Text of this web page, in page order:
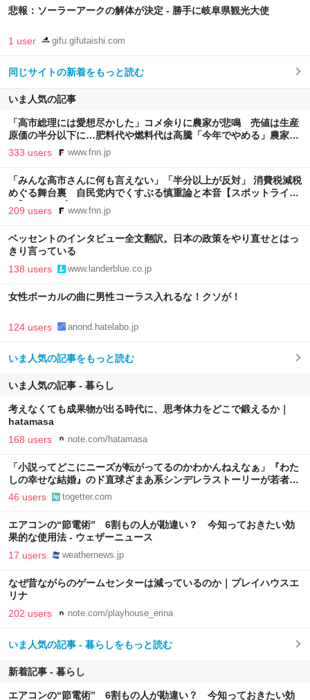
悲報：ソーラーアークの解体が決定 - 勝手に岐阜県観光大使
1 user gifu.gifutaishi.com
同じサイトの新着をもっと読む
いま人気の記事
「高市総理には愛想尽かした」コメ余りに農家が悲鳴 売値は生産
原価の半分以下に…肥料代や燃料代は高騰「今年でやめる」農家も
｜FNNプライムオンライン
333 users www.fnn.jp
「みんな高市さんに何も言えない」「半分以上が反対」 消費税減税
めぐる舞台裏 自民党内でくすぶる慎重論と本音【スポットライ
ト】｜FNNプライムオンライン
209 users www.fnn.jp
ベッセントのインタビュー全文翻訳。日本の政策をやり直せとはっ
きり言っている
138 users www.landerblue.co.jp
女性ボーカルの曲に男性コーラス入れるな！クソが！
124 users anond.hatelabo.jp
いま人気の記事をもっと読む
いま人気の記事 - 暮らし
考えなくても成果物が出る時代に、思考体力をどこで鍛えるか｜
hatamasa
168 users note.com/hatamasa
「小説ってどこにニーズが転がってるのかわかんねえなぁ」『わた
しの幸せな結婚』のド直球ざまあ系シンデレラストーリーが若者に
ヒットしているという事実に考え込む
46 users togetter.com
エアコンの“節電術” 6割もの人が勘違い？ 今知っておきたい効
果的な使用法 - ウェザーニュース
17 users weathernews.jp
なぜ昔ながらのゲームセンターは減っているのか｜プレイハウスエ
リナ
202 users note.com/playhouse_erina
いま人気の記事 - 暮らしをもっと読む
新着記事 - 暮らし
エアコンの“節電術” 6割もの人が勘違い？ 今知っておきたい効